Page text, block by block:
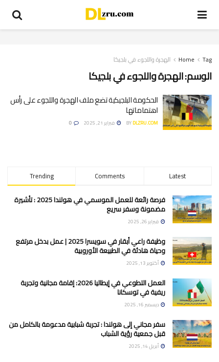
Home Tag الهجرة واللجوء في بلجيكا
الوسم:الهجرة واللجوء في بلجيكا
الحكومة البلجيكية تضع ملف الهجرة واللجوء على رأس
اهتماماتها
BYDLZRU.COM فبراير 21, 2025
Trending Comments Latest
فرصة رائعة للعمل الموسمي في هولندا 2025 : تأشيرة
مضمونة وسفر سريع
فبراير 26, 2025
وظيفة راعي أبقار في سويسرا 2025 | عمل بدخل مرتفع
وحياة هادئة في الطبيعة الأوروبية
أكتوبر 13, 2025
العمل التطوعي في إيطاليا 2026: إقامة مجانية وتجربة
ريفية في توسكانا
ديسمبر 16, 2025
سفر مجاني إلى هولندا : تجربة شبابية مدعومة بالكامل من
قبل جمعية رؤية الشباب
أبريل 14, 2025